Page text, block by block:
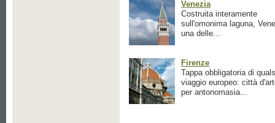
Venezia
Costruita interamente
sull'omonima laguna,
una delle...
Firenze
Tappa obbligatoria di
viaggio europeo: città
per antonomasia...